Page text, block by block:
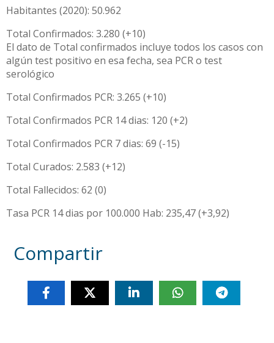
Habitantes (2020): 50.962
Total Confirmados: 3.280 (+10)
El dato de Total confirmados incluye todos los casos con
algún test positivo en esa fecha, sea PCR o test
serológico
Total Confirmados PCR: 3.265 (+10)
Total Confirmados PCR 14 dias: 120 (+2)
Total Confirmados PCR 7 dias: 69 (-15)
Total Curados: 2.583 (+12)
Total Fallecidos: 62 (0)
Tasa PCR 14 dias por 100.000 Hab: 235,47 (+3,92)
Compartir